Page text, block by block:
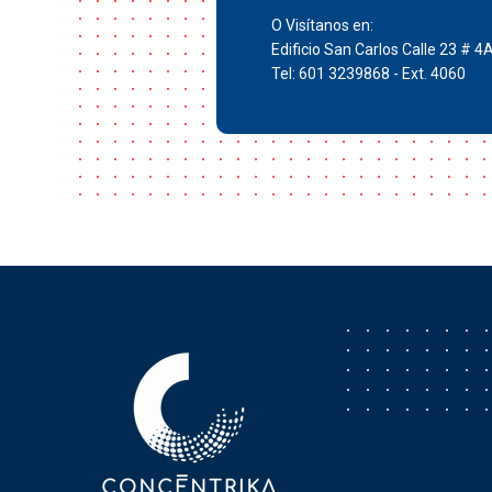
O Visítanos en:
Edificio San Carlos Calle 23 #
Tel: 601 3239868 - Ext. 4060